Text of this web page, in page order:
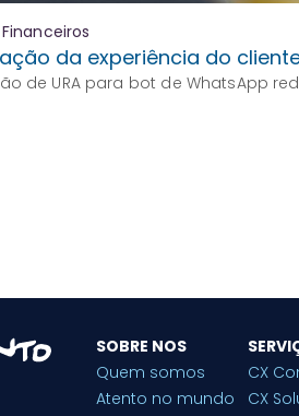
da experiência do
de URA para bot de WhatsApp
SOBRE NOS
Quem somos
Atento no mundo
CX
CX